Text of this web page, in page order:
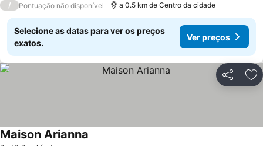
/ Pontuação não disponível a 0.5 km de Centro da cidade
Selecione as datas para ver os preços
exatos.
Ver preços
Partilhar
Maison Arianna